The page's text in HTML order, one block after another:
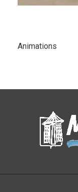
Animations